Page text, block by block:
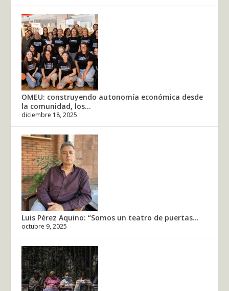
OMEU: construyendo autonomía económica desde
la comunidad, los...
diciembre 18, 2025
Luis Pérez Aquino: “Somos un teatro de puertas...
octubre 9, 2025